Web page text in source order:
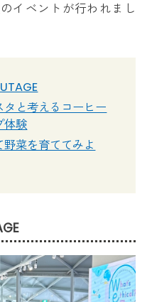
イベントが行われまし
と考えるコーヒー
体験
菜を育ててみよ